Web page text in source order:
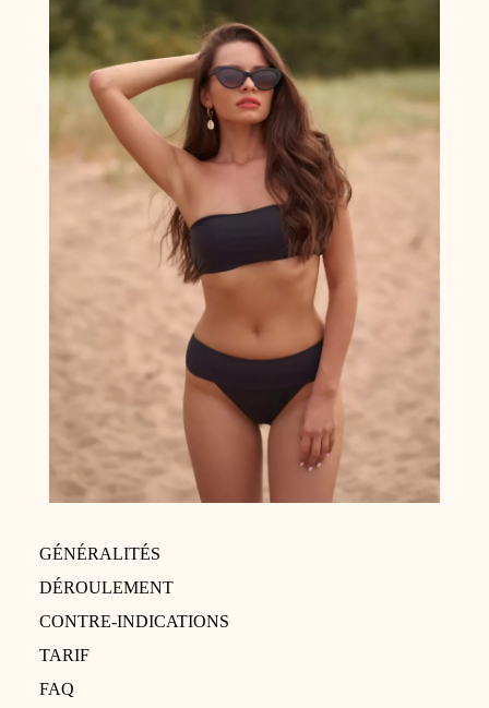
GÉNÉRALITÉS
DÉROULEMENT
CONTRE-INDICATIONS
TARIF
FAQ